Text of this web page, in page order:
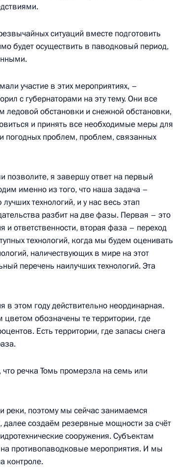
руководства
мобильной приёмной
ресурсов и экологии
охраны окружающей
вопросам развития
ситуаций вместе подготовить
будет осуществить в паводковый период,
участие в этих мероприятиях, –
с губернаторами на эту тему. Они все
ледовой обстановки и снежной обстановки,
и принять все необходимые меры для
погодных проблем, проблем, связанных
позволите, я завершу ответ на первый
именно из того, что наша задача –
технологий, и у нас весь этап
разбит на две фазы. Первая – это
ответственности, вторая фаза – переход
технологий, когда мы будем оценивать
наличествующих в мире на этот
перечень наилучших технологий. Эта
в этом году действительно неординарная.
обозначены те территории, где
Есть территории, где запасы снега
речка Томь промерзла на семь или
реки, поэтому мы сейчас занимаемся
далее создаём резервные мощности за счёт
сооружения. Субъектам
противопаводковые мероприятия. И мы
контроле.